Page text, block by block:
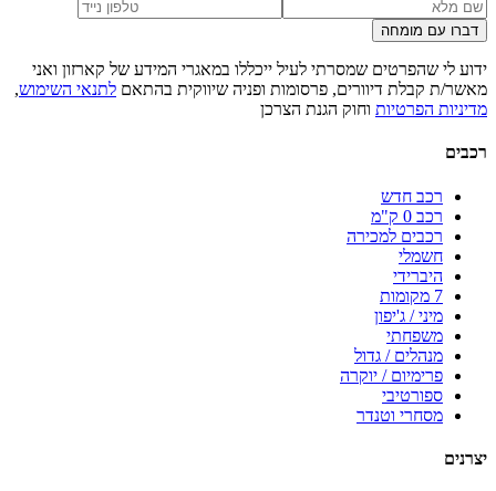
דברו עם מומחה
ידוע לי שהפרטים שמסרתי לעיל ייכללו במאגרי המידע של קארזון ואני
מאשר/ת קבלת דיוורים, פרסומות ופניה שיווקית בהתאם לתנאי השימוש,
מדיניות הפרטיות וחוק הגנת הצרכן
רכבים
רכב חדש
רכב 0 ק"מ
רכבים למכירה
חשמלי
היברידי
7 מקומות
מיני / ג'יפון
משפחתי
מנהלים / גדול
פרימיום / יוקרה
ספורטיבי
מסחרי וטנדר
יצרנים